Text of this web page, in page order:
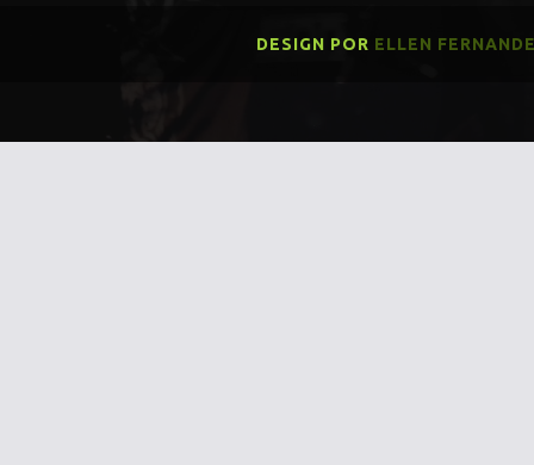
DESIGN POR ELLEN